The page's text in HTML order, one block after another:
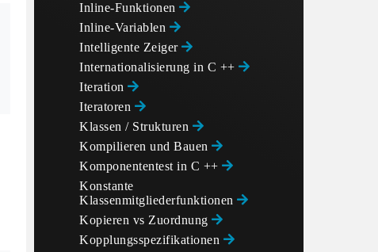
Inline-Funktionen
Inline-Variablen
Intelligente Zeiger
Internationalisierung in C ++
Iteration
Iteratoren
Klassen / Strukturen
Kompilieren und Bauen
Komponententest in C ++
Konstante
Klassenmitgliederfunktionen
Kopieren vs Zuordnung
Kopplungsspezifikationen